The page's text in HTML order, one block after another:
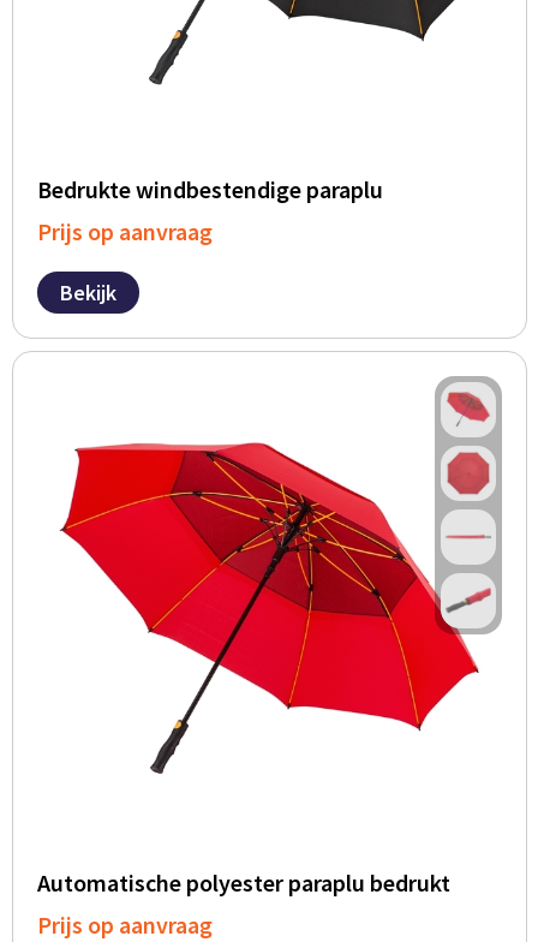
Bedrukte windbestendige paraplu
Prijs op aanvraag
Bekijk
Automatische polyester paraplu bedrukt
Prijs op aanvraag